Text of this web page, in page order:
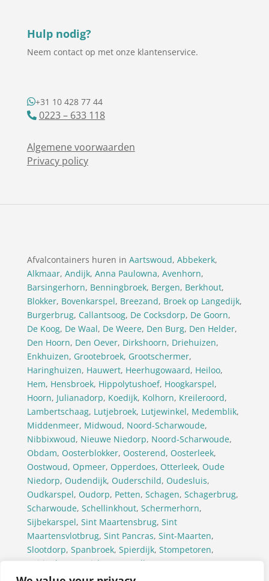
Hulp nodig?
Neem contact op met onze klantenservice.
+31 10 428 77 44
0223 – 633 118
Algemene voorwaarden
Privacy policy
Afvalcontainers huren in Aartswoud, Abbekerk,
Alkmaar, Andijk, Anna Paulowna, Avenhorn,
Barsingerhorn, Benningbroek, Bergen, Berkhout,
Blokker, Bovenkarspel, Breezand, Broek op Langedijk,
Burgerbrug, Callantsoog, De Cocksdorp, De Goorn,
De Koog, De Waal, De Weere, Den Burg, Den Helder,
Den Hoorn, Den Oever, Dirkshoorn, Driehuizen,
Enkhuizen, Grootebroek, Grootschermer,
Haringhuizen, Hauwert, Heerhugowaard, Heiloo,
Hem, Hensbroek, Hippolytushoef, Hoogkarspel,
Hoorn, Julianadorp, Koedijk, Kolhorn, Kreileroord,
Lambertschaag, Lutjebroek, Lutjewinkel, Medemblik,
Middenmeer, Midwoud, Noord-Scharwoude,
Nibbixwoud, Nieuwe Niedorp, Noord-Scharwoude,
Obdam, Oosterblokker, Oosterend, Oosterleek,
Oostwoud, Opmeer, Opperdoes, Otterleek, Oude
Niedorp, Oudendijk, Ouderschild, Oudesluis,
Oudkarspel, Oudorp, Petten, Schagen, Schagerbrug,
Scharwoude, Schellinkhout, Schermerhorn,
Sijbekarspel, Sint Maartensbrug, Sint
Maartensvlotbrug, Sint Pancras, Sint-Maarten,
Slootdorp, Spanbroek, Spierdijk, Stompetoren,
Tuitjenhorn
Twisk Ursem(Alkmaar)
Ursem(Koggenland),’t Veld,